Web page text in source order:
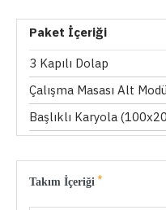
Paket İçeriği
3 Kapılı Dolap
Çalışma Masası Alt
Başlıklı Karyola
Takım İçeriği